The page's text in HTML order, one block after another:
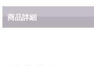
商品詳細